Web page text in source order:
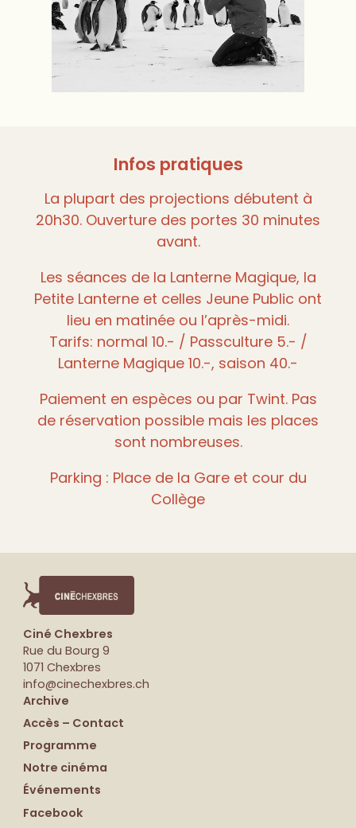
Infos pratiques
La plupart des projections débutent à
20h30. Ouverture des portes 30 minutes
avant.
Les séances de la Lanterne Magique, la
Petite Lanterne et celles Jeune Public ont
lieu en matinée ou l’après-midi.
Tarifs: normal 10.- / Passculture 5.- /
Lanterne Magique 10.-, saison 40.-
Paiement en espèces ou par Twint. Pas
de réservation possible mais les places
sont nombreuses.
Parking : Place de la Gare et cour du
Collège
Ciné Chexbres
Rue du Bourg 9
1071 Chexbres
info@cinechexbres.ch
Archive
Accès – Contact
Programme
Notre cinéma
Événements
Facebook